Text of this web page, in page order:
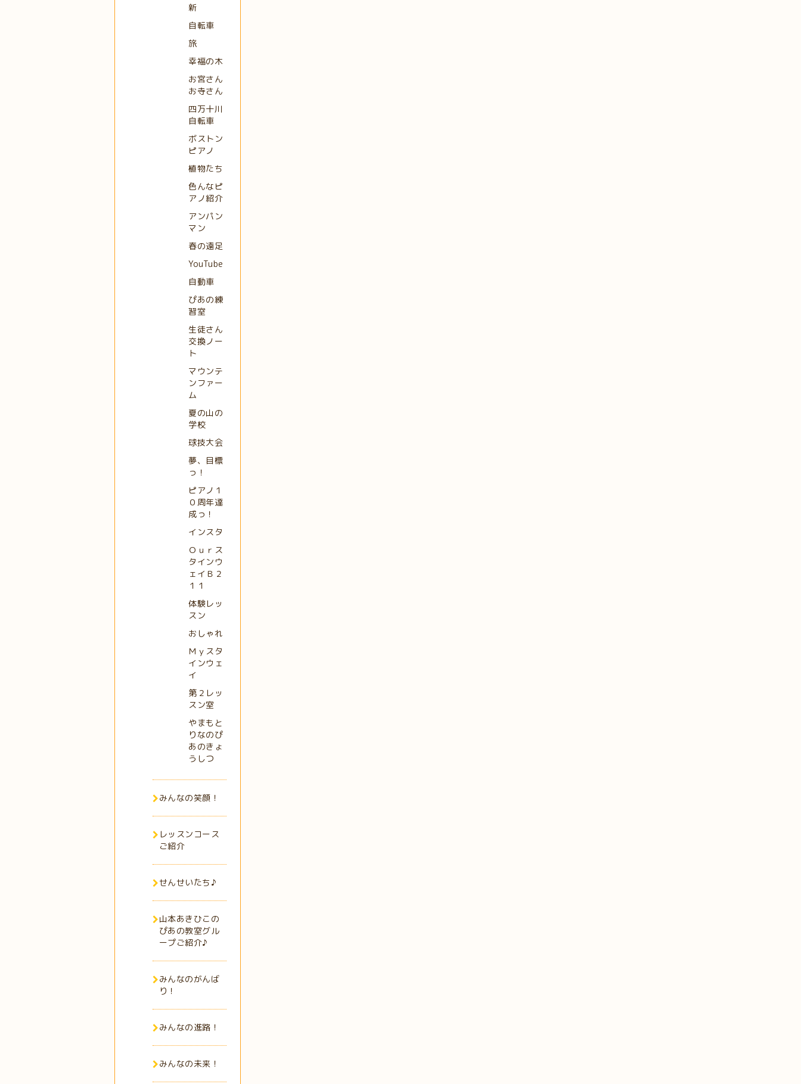
新
自転車
旅
幸福の木
お宮さん
お寺さん
四万十川
自転車
ボストン
ピアノ
植物たち
色んなピ
アノ紹介
アンパン
マン
春の遠足
YouTube
自動車
ぴあの練
習室
生徒さん
交換ノー
ト
マウンテ
ンファー
ム
夏の山の
学校
球技大会
夢、目標
っ！
ピアノ１
０周年達
成っ！
インスタ
Ｏｕｒス
タインウ
ェイＢ２
１１
体験レッ
スン
おしゃれ
Ｍｙスタ
インウェ
イ
第２レッ
スン室
やまもと
りなのぴ
あのきょ
うしつ
みんなの笑顔！
レッスンコース
ご紹介
せんせいたち♪
山本あきひこの
ぴあの教室グル
ープご紹介♪
みんなのがんば
り！
みんなの進路！
みんなの未来！